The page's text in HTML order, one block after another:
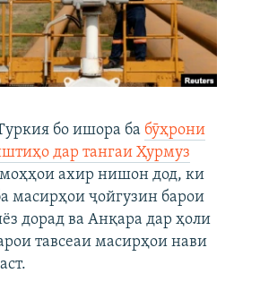
бо ишора ба бӯҳрони
дар тангаи Ҳурмуз
моҳҳои ахир нишон дод, ки
масирҳои ҷойгузин барои
дорад ва Анқара дар ҳоли
тавсеаи масирҳои нави